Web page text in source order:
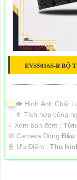
EVS5016S-R BỘ
👁 Hình Ành Chất
⚜️ Tích hợp công
⭐ Xem ban đêm :
💢 Camera Dòng Đầu
️👮 Ưu Điểm : Thu